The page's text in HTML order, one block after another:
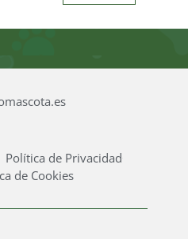
Política de Privacidad
de Cookies